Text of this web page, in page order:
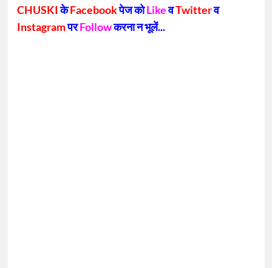
CHUSKIकेFacebookपेज कोLikeवTwitterव
InstagramपरFollowकरना न भूलें...